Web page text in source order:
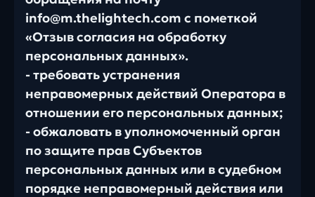
info@m.thelightech.com с пометкой
«Отзыв согласия на обработку
персональных данных».
- требовать устранения
неправомерных действий Оператора в
отношении его персональных данных;
- обжаловать в уполномоченный орган
по защите прав Субъектов
персональных данных или в судебном
порядке неправомерный действия или